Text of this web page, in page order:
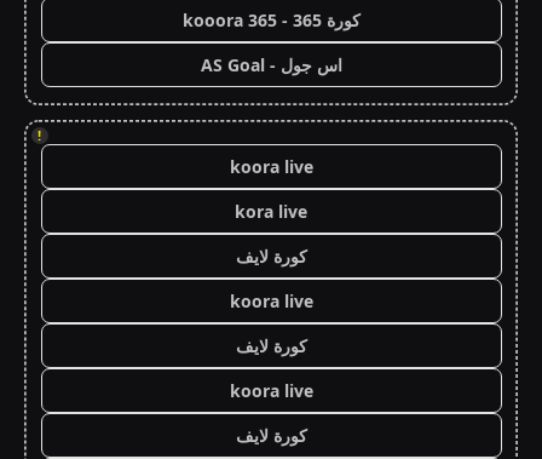
كورة 365 - kooora 365
اس جول - AS Goal
!
koora live
kora live
كورة لايف
koora live
كورة لايف
koora live
كورة لايف